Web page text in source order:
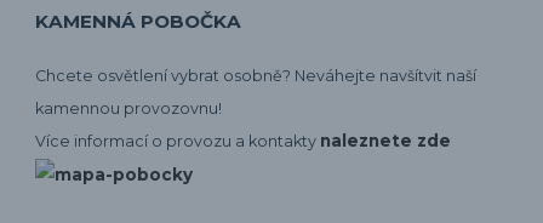
KAMENNÁ POBOČKA
Chcete osvětlení vybrat osobně? Neváhejte navšítvit naší
kamennou provozovnu!
Více informací o provozu a kontakty naleznete zde